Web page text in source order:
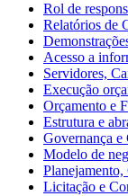
Rol de
Relatórios de
Acesso a
Servidores,
Execução
Orçamento e
Estrutura e
Governança e
Modelo de
Planejamento,
Licitação e